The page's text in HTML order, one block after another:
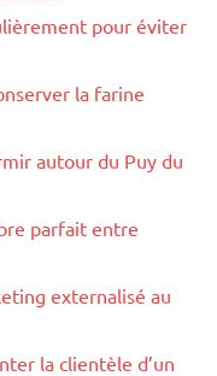
pour éviter
la farine
autour du Puy du
parfait entre
externalisé au
la clientèle d’un